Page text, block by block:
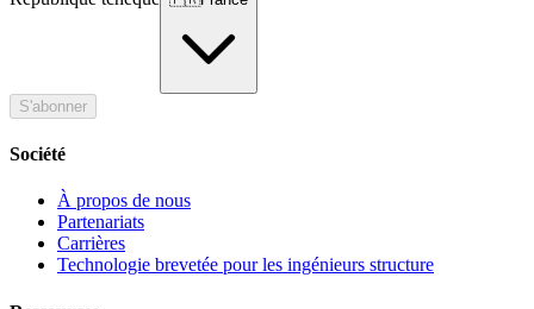
S'abonner
Société
À propos de nous
Partenariats
Carrières
Technologie brevetée pour les ingénieurs structure